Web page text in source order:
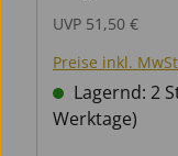
UVP 51,50 €
Preise inkl.
Lagernd: 2
Werktage)